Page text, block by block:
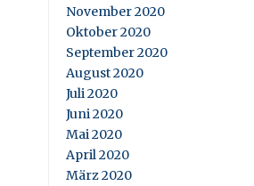
November 2020
Oktober 2020
September 2020
August 2020
Juli 2020
Juni 2020
Mai 2020
April 2020
März 2020